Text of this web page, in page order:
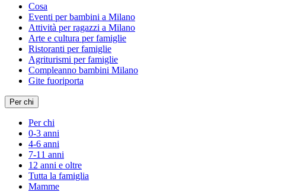
Cosa
Eventi per bambini a Milano
Attività per ragazzi a Milano
Arte e cultura per famiglie
Ristoranti per famiglie
Agriturismi per famiglie
Compleanno bambini Milano
Gite fuoriporta
Per chi
Per chi
0-3 anni
4-6 anni
7-11 anni
12 anni e oltre
Tutta la famiglia
Mamme